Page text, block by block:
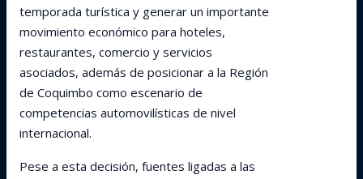
temporada turística y generar un importante
movimiento económico para hoteles,
restaurantes, comercio y servicios
asociados, además de posicionar a la Región
de Coquimbo como escenario de
competencias automovilísticas de nivel
internacional.
Pese a esta decisión, fuentes ligadas a las